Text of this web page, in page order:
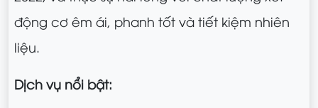
động cơ êm ái, phanh tốt và tiết kiệm nhiên
liệu.
Dịch vụ nổi bật: